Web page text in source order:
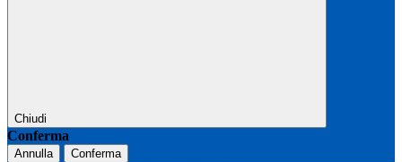
Chiudi
Conferma
Annulla Conferma